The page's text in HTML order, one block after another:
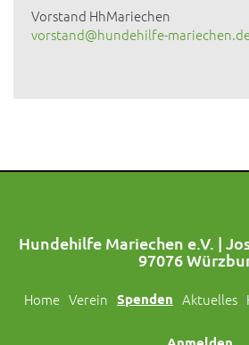
Vorstand HhMariechen
vorstand@hundehilfe-
Hundehilfe Mariechen e.V. |
97076
Home Verein Spenden Aktuelles